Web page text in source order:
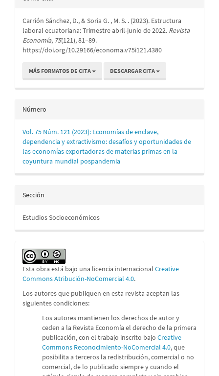
artículo
Carrión Sánchez, D., & Soria G. , M. S. . (2023). Estructura
laboral ecuatoriana: Trimestre abril-junio de 2022. Revista
Economía, 75(121), 81–89.
https://doi.org/10.29166/economa.v75i121.4380
MÁS FORMATOS DE CITA DESCARGAR CITA
Número
Vol. 75 Núm. 121 (2023): Economías de enclave,
dependencia y extractivismo: desafíos y oportunidades de
las economías exportadoras de materias primas en la
coyuntura mundial pospandemia
Sección
Estudios Socioeconómicos
Esta obra está bajo una licencia internacional Creative
Commons Atribución-NoComercial 4.0.
Los autores que publiquen en esta revista aceptan las
siguientes condiciones:
Los autores mantienen los derechos de autor y
ceden a la Revista Economía el derecho de la primera
publicación, con el trabajo inscrito bajo Creative
Commons Reconocimiento-NoComercial 4.0, que
posibilita a terceros la redistribución, comercial o no
comercial, de lo publicado siempre y cuando el